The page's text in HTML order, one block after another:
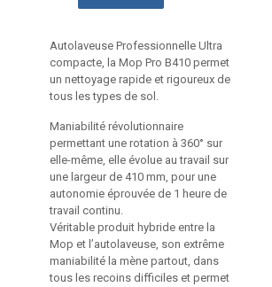
Autolaveuse Professionnelle Ultra
compacte, la Mop Pro B410 permet
un nettoyage rapide et rigoureux de
tous les types de sol.
Maniabilité révolutionnaire
permettant une rotation à 360° sur
elle-même, elle évolue au travail sur
une largeur de 410 mm, pour une
autonomie éprouvée de 1 heure de
travail continu.
Véritable produit hybride entre la
Mop et l’autolaveuse, son extrême
maniabilité la mène partout, dans
tous les recoins difficiles et permet